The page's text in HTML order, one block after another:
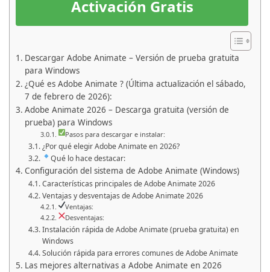
Activación Gratis
Descargar Adobe Animate – Versión de prueba gratuita
para Windows
¿Qué es Adobe Animate ? (Última actualización el sábado,
7 de febrero de 2026):
Adobe Animate 2026 – Descarga gratuita (versión de
prueba) para Windows
Pasos para descargar e instalar:
¿Por qué elegir Adobe Animate en 2026?
Qué lo hace destacar:
Configuración del sistema de Adobe Animate (Windows)
Características principales de Adobe Animate 2026
Ventajas y desventajas de Adobe Animate 2026
Ventajas:
Desventajas:
Instalación rápida de Adobe Animate (prueba gratuita) en
Windows
Solución rápida para errores comunes de Adobe Animate
Las mejores alternativas a Adobe Animate en 2026